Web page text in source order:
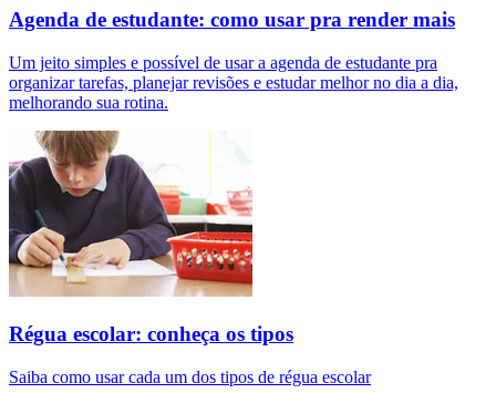
Agenda de estudante: como usar pra render mais
Um jeito simples e possível de usar a agenda de estudante pra
organizar tarefas, planejar revisões e estudar melhor no dia a dia,
melhorando sua rotina.
Régua escolar: conheça os tipos
Saiba como usar cada um dos tipos de régua escolar